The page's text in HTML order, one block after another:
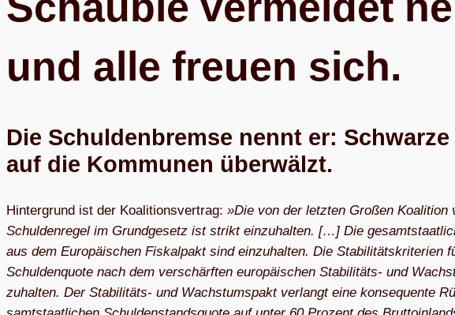
und alle freuen sich.
Die Schul­den­bremse nennt er:
auf die Kom­mu­nen überwälzt.
Hin­ter­grund ist der Ko­ali­ti­ons­ver­trag: »Die von der letz­ten Gro­ßen Ko­ali­ti­on
Schul­den­re­gel im Grund­ge­setz ist strikt ein­zu­hal­ten. […] Die
aus dem Eu­ro­päi­schen Fis­kal­pakt sind ein­zu­hal­ten. Die Sta­bi­li­täts­kri­te­ri­en
Schul­den­quo­te nach dem ver­schärf­ten eu­ro­päi­schen Sta­­bi­­li­­täts- und
zu­hal­ten. Der Sta­­bi­­li­­täts- und Wachs­tums­pakt ver­langt ei­ne kon­se­quen­te